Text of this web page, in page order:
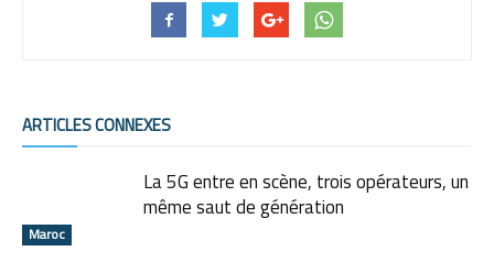
ARTICLES CONNEXES
Maroc
La 5G entre en scène, trois opérateurs, un
même saut de génération